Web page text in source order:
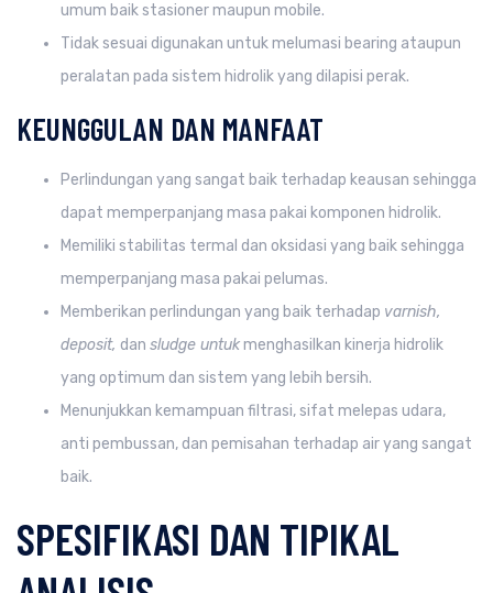
umum baik stasioner maupun mobile.
Tidak sesuai digunakan untuk melumasi bearing ataupun
peralatan pada sistem hidrolik yang dilapisi perak.
KEUNGGULAN DAN MANFAAT
Perlindungan yang sangat baik terhadap keausan sehingga
dapat memperpanjang masa pakai komponen hidrolik.
Memiliki stabilitas termal dan oksidasi yang baik sehingga
memperpanjang masa pakai pelumas.
Memberikan perlindungan yang baik terhadap varnish,
deposit, dan sludge untukmenghasilkan kinerja hidrolik
yang optimum dan sistem yang lebih bersih.
Menunjukkan kemampuan filtrasi, sifat melepas udara,
anti pembussan, dan pemisahan terhadap air yang sangat
baik.
SPESIFIKASI DAN TIPIKAL